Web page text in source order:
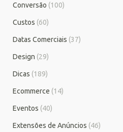
Conversão (100)
Custos (60)
Datas Comerciais (37)
Design (29)
Dicas (189)
Ecommerce (14)
Eventos (40)
Extensões de Anúncios (46)